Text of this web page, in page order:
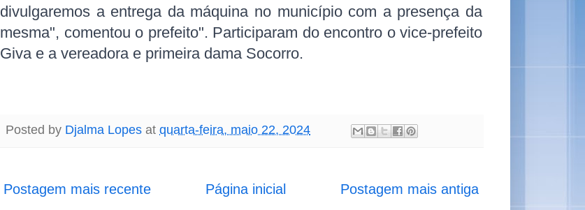
divulgaremos a entrega da máquina no município com a presença da
mesma", comentou o prefeito". Participaram do encontro o vice-prefeito
Giva e a vereadora e primeira dama Socorro.
Posted by Djalma Lopes at quarta-feira, maio 22, 2024
Postagem mais recente Postagem mais antiga
Página inicial